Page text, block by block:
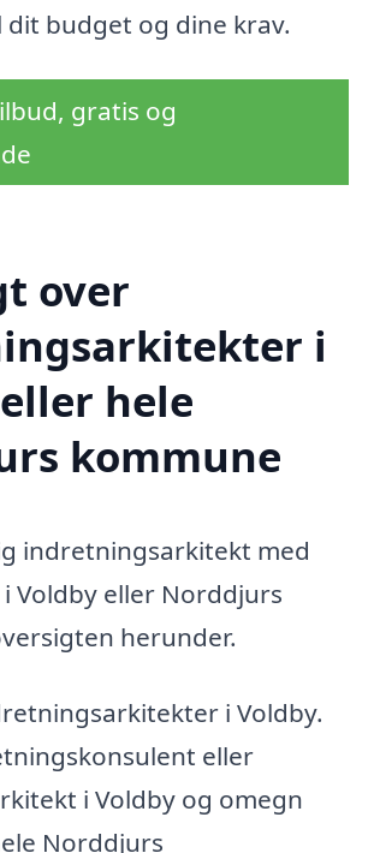
dit budget og dine krav.
gratis og
over
i
hele
kommune
indretningsarkitekt med
Voldby eller Norddjurs
herunder.
i Voldby.
eller
i Voldby og omegn
Norddjurs